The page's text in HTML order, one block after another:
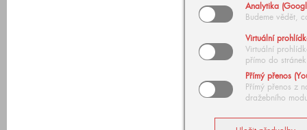
Analytika
Budeme vědět,
Virtuální
Virtuální
přímo do stránek
Přímý přenos
Přímý přenos z
dražebního